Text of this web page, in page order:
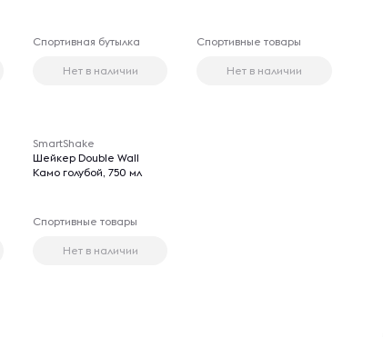
Спортивная бутылка
Нет в наличии
Спортивные товары
Нет в наличии
SmartShake
Шейкер Double Wall
Камо голубой, 750 мл
Спортивные товары
Нет в наличии